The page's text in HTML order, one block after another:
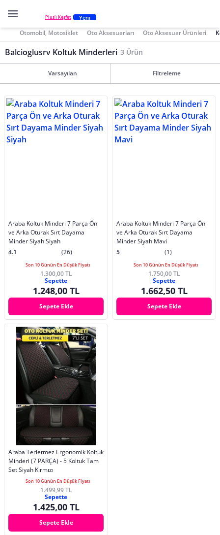
Plus'ı Keşfet Yeni
Otomobil, Motosiklet Oto Aksesuarları Oto Aksesuar Ürünleri
Balcioglusrv Koltuk Minderleri 3 Ürün
Varsayılan Filtreleme
Araba Koltuk Minderi 7 Parça Ön
ve Arka Oturak Sırt Dayama
Minder Siyah Siyah
4.1
(26)
Son 10 Günün En Düşük Fiyatı
1.300,00 TL
Sepette
1.248,00 TL
Sepete Ekle
Araba Koltuk Minderi 7 Parça Ön
ve Arka Oturak Sırt Dayama
Minder Siyah Mavi
5
(1)
Son 10 Günün En Düşük Fiyatı
1.750,00 TL
Sepette
1.662,50 TL
Sepete Ekle
Araba Terletmez Ergonomik Koltuk
Minderi (7 PARÇA) - 5 Koltuk Tam
Set Siyah Kırmızı
Son 10 Günün En Düşük Fiyatı
1.499,99 TL
Sepette
1.425,00 TL
Sepete Ekle